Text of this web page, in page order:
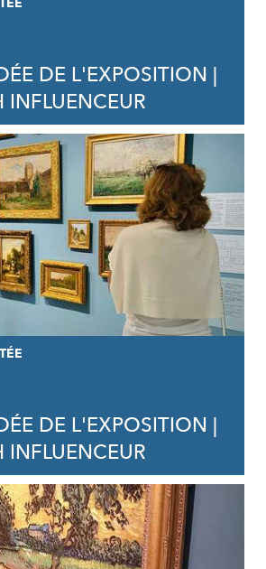
DE L'EXPOSITION |
DE L'EXPOSITION |